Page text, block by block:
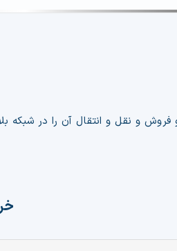
kindly follow this link:Exclusion
و نقل و انتقال آن را در شبکه